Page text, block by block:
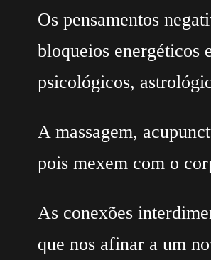
Os pensamentos
bloqueios energéticos
psicológicos,
A massagem,
pois mexem com o
As conexões
que nos afinar a um